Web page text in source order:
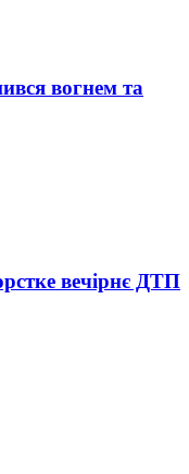
вогнем та
вечірнє ДТП